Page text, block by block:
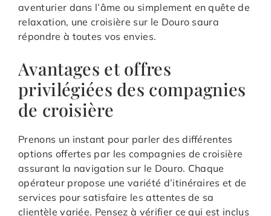
aventurier dans l’âme ou simplement en quête de
relaxation, une croisière sur le Douro saura
répondre à toutes vos envies.
Avantages et offres
privilégiées des compagnies
de croisière
Prenons un instant pour parler des différentes
options offertes par les compagnies de croisière
assurant la navigation sur le Douro. Chaque
opérateur propose une variété d’itinéraires et de
services pour satisfaire les attentes de sa
clientèle variée. Pensez à vérifier ce qui est inclus